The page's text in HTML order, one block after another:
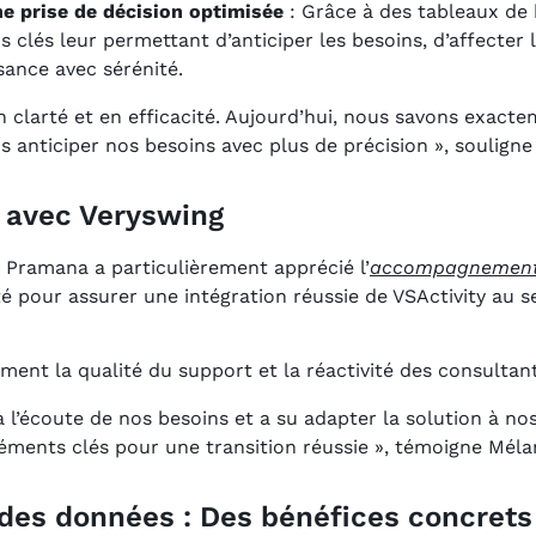
prise de décision optimisée : Grâce à des tableaux
clés leur permettant d’anticiper les besoins, d’affecter
avec sérénité.
clarté et en efficacité. Aujourd’hui, nous savons
anticiper nos besoins avec plus de précision », souligne
Veryswing
a particulièrement apprécié l’
pour assurer une intégration réussie de VSActivity au
la qualité du support et la réactivité des
l’écoute de nos besoins et a su adapter la solution à
clés pour une transition réussie », témoigne
données : Des bénéfices